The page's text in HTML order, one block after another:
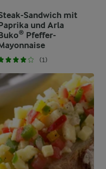
Sandwich mit
und Arla
Pfeffer-
(1)